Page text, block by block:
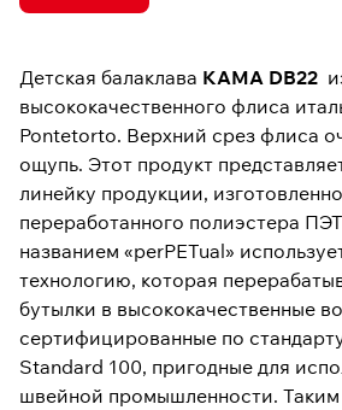
Детская балаклава KAMA DB22
высококачественного флиса
Pontetorto. Верхний срез флиса
ощупь. Этот продукт
линейку продукции,
переработанного полиэстера
названием «perPETual»
технологию, которая
бутылки в высококачественные
сертифицированные по
Standard 100, пригодные для
швейной промышленности.